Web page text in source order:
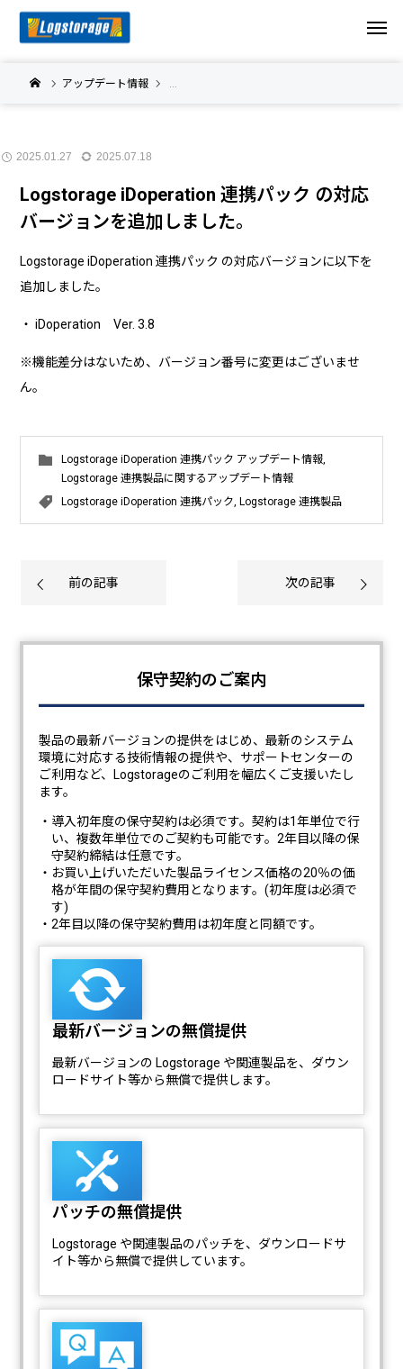
アップデート情報 Logstorage iDoperation 連携パック アップデー
2025.01.27 2025.07.18
Logstorage iDoperation 連携パック の対応
バージョンを追加しました。
Logstorage iDoperation 連携パック の対応バージョンに以下を
追加しました。
・ iDoperation Ver. 3.8
※機能差分はないため、バージョン番号に変更はございませ
ん。
Logstorage iDoperation 連携パック アップデート情報
Logstorage 連携製品に関するアップデート情報
Logstorage iDoperation 連携パック ,Logstorage 連携製品
前の記事 次の記事
保守契約のご案内
製品の最新バージョンの提供をはじめ、最新のシステム
環境に対応する技術情報の提供や、サポートセンターの
ご利用など、Logstorageのご利用を幅広くご支援いたし
ます。
・導入初年度の保守契約は必須です。契約は1年単位で行
い、複数年単位でのご契約も可能です。2年目以降の保
守契約締結は任意です。
・お買い上げいただいた製品ライセンス価格の20％の価
格が年間の保守契約費用となります。(初年度は必須で
す)
・2年目以降の保守契約費用は初年度と同額です。
最新バージョンの無償提供
最新バージョンの Logstorage や関連製品を、ダウン
ロードサイト等から無償で提供します。
パッチの無償提供
Logstorage や関連製品のパッチを、ダウンロードサ
イト等から無償で提供しています。